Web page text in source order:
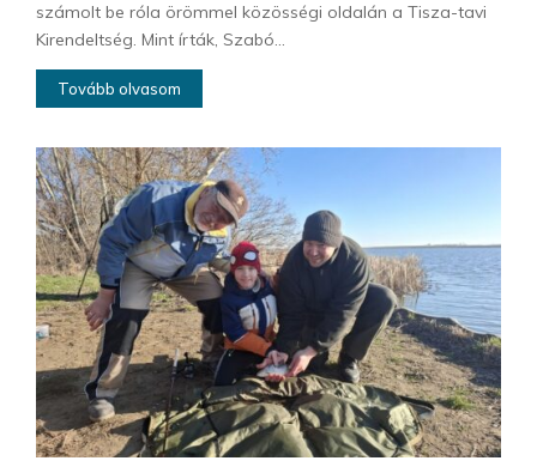
számolt be róla örömmel közösségi oldalán a Tisza-tavi
Kirendeltség. Mint írták, Szabó...
Tovább olvasom